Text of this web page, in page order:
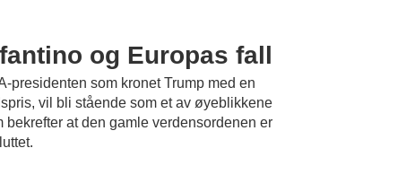
og Europas fall
presidenten som kronet Trump med en
vil bli stående som et av øyeblikkene
bekrefter at den gamle verdensordenen er